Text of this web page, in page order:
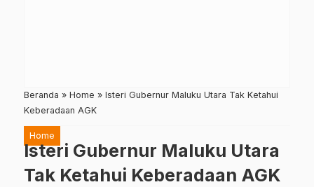
Beranda » Home » Isteri Gubernur Maluku Utara Tak Ketahui
Keberadaan AGK
Home
Isteri Gubernur Maluku Utara
Tak Ketahui Keberadaan AGK